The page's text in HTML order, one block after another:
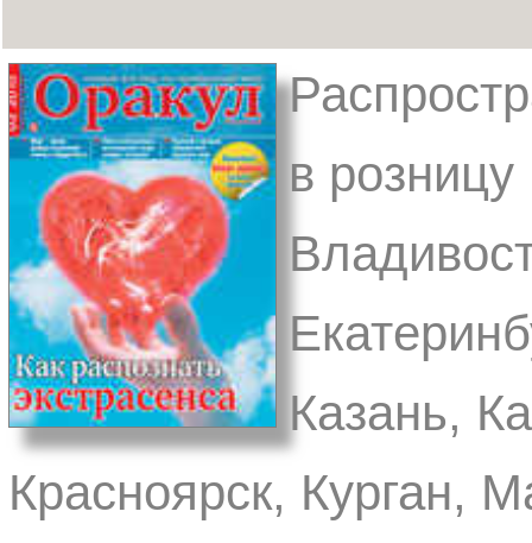
в
Казань,
Красноярск, Курган,